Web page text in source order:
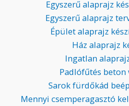
Egyszerű alaprajz
Egyszerű alaprajz
Épület alaprajz
Ház alaprajz
Ingatlan
Padlófűtés beton
Sarok fürdőkád
Mennyi csemperagasztó